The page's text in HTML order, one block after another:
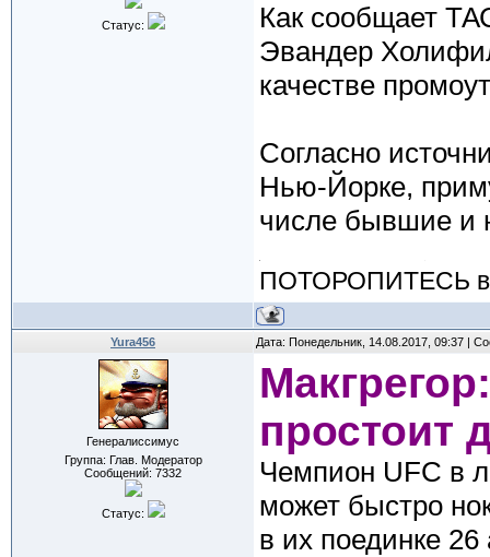
Статус:
Как сообщает
Эвандер
качестве
Согласно
Нью-Йорке,
числе бывшие и
ПОТОРОПИТЕСЬ
Yura456 Дата: Понедельник, 14.08.2017, 09:37 |
Генералиссимус
Группа: Глав. Модератор
Сообщений: 7332
Статус:
простоит
Чемпион UFC в
может быстро
в их поединке 26